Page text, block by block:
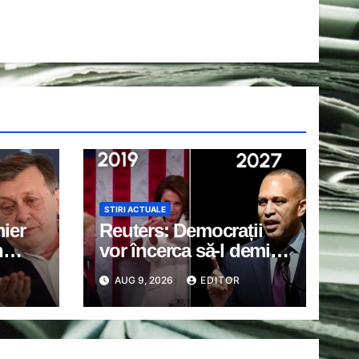
STIRI ACTUALE
Reuters: Democrații
vor încerca să-l demită
pe Trump în cazul în
care vor obține
majoritatea în Congres
AUG 9, 2026 EDITOR